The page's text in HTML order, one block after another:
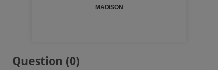
MADISON
Question (0)